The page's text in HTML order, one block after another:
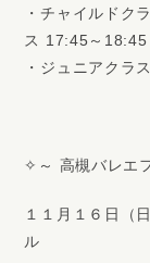
・チャイルドク
ス 17:45～18:45
・ジュニアクラ
✧～ 高槻バレエ
１１月１６日（
ル